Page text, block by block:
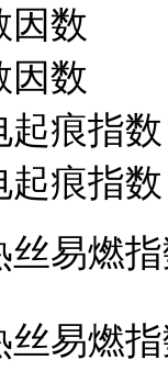
因数
因数
起痕指数
起痕指数
丝易燃
丝易燃